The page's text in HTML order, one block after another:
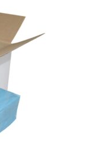
Optionen
können
auf
der
gewählt
werden